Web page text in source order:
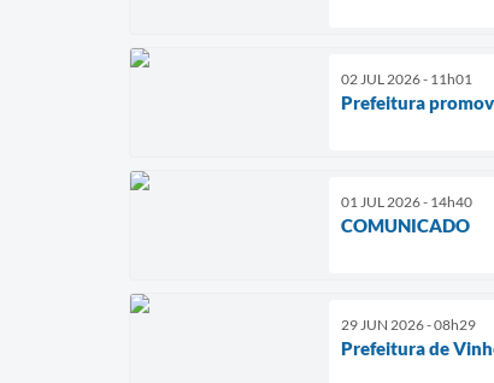
02 JUL 2026 - 11h01
Prefeitura
01 JUL 2026 - 14h40
COMUNICADO
29 JUN 2026 - 08h29
Prefeitura de